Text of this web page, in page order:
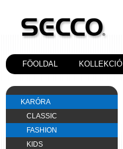
FÖOLDAL KOLLEKCIÓ
KARÓRA
CLASSIC
FASHION
KIDS